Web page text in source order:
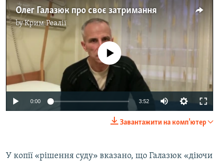
Олег Галазюк про своє затримання
byКрим.Реалії
No media source currently available
0:00 3:52
Завантажити на комп'ютер
У копії «рішення суду» вказано, що Галазюк «діючи